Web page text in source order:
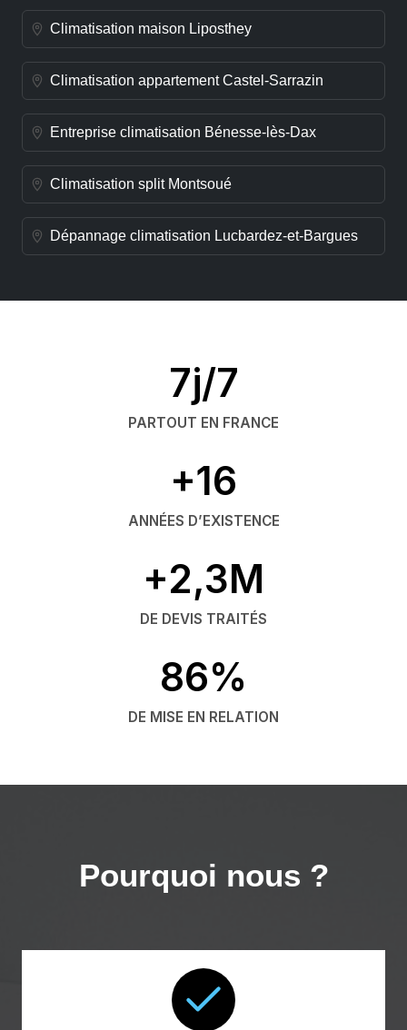
Climatisation maison Liposthey
Climatisation appartement Castel-Sarrazin
Entreprise climatisation Bénesse-lès-Dax
Climatisation split Montsoué
Dépannage climatisation Lucbardez-et-Bargues
7j/7
PARTOUT EN FRANCE
+16
ANNÉES D’EXISTENCE
+2,3M
DE DEVIS TRAITÉS
86%
DE MISE EN RELATION
Pourquoi nous ?